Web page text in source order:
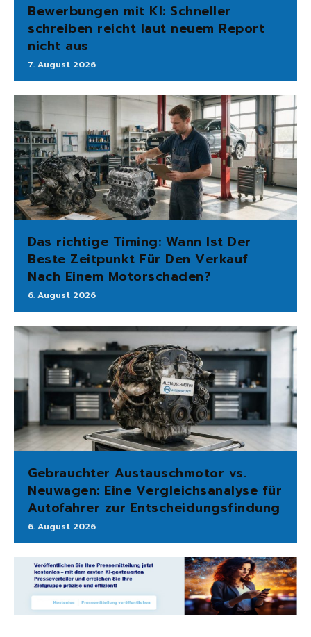
Bewerbungen mit KI: Schneller
schreiben reicht laut neuem Report
nicht aus
7. August 2026
Das richtige Timing: Wann Ist Der
Beste Zeitpunkt Für Den Verkauf
Nach Einem Motorschaden?
6. August 2026
Gebrauchter Austauschmotor vs.
Neuwagen: Eine Vergleichsanalyse für
Autofahrer zur Entscheidungsfindung
6. August 2026